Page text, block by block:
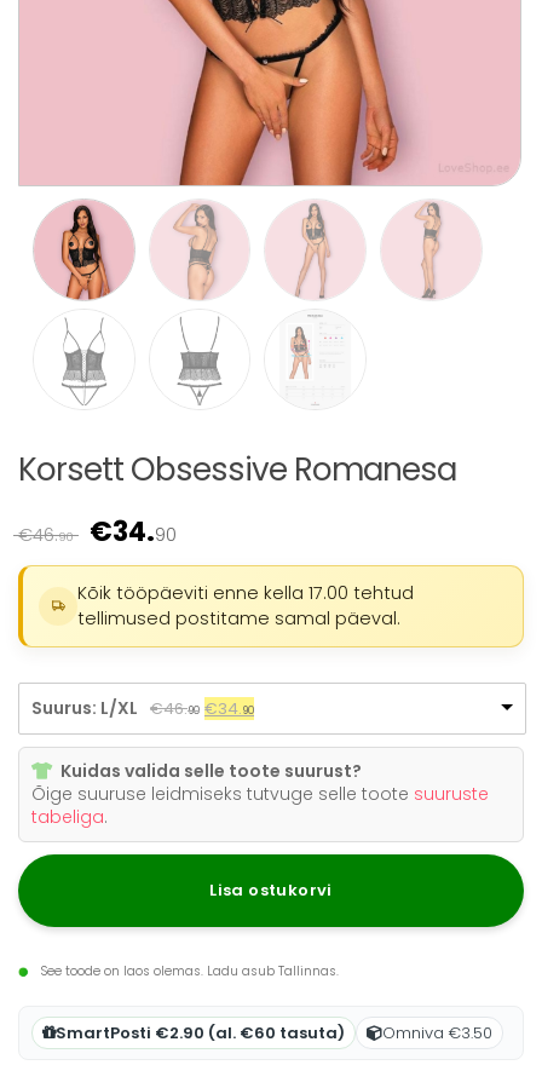
Korsett Obsessive Romanesa
€46.90
Algne
oli:
€46.90.
€34.90
on:
€34. 90
Kõik tööpäeviti enne kella 17.00 tehtud
tellimused postitame samal päeval.
Suurus: L/XL €46.90 Algne
hind
oli:
€46.90.
€34.90Praegune
hind
on:
€34.90.
Kuidas valida selle toote suurust?
Õige suuruse leidmiseks tutvuge selle toote suuruste
tabeliga.
Lisa ostukorvi
See toode on laos olemas. Ladu asub Tallinnas.
SmartPosti €2.90 (al. €60 tasuta) Omniva €3.50